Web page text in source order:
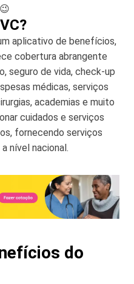
aplicativo de benefícios,
cobertura abrangente
seguro de vida, check-up
médicas, serviços
academias e muito
cuidados e serviços
fornecendo serviços
nível nacional.
do